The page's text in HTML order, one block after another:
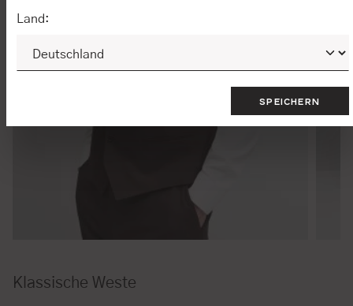
Klassische Weste
Land:
SPEICHERN